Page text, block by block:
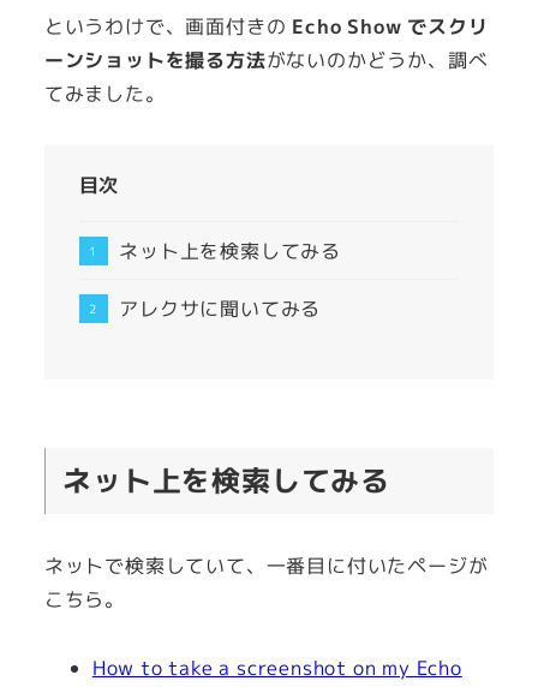
というわけで、画面付きの Echo Show でスクリ
ーンショットを撮る方法がないのかどうか、調べ
てみました。
目次
ネット上を検索してみる
アレクサに聞いてみる
ネット上を検索してみる
ネットで検索していて、一番目に付いたページが
こちら。
How to take a screenshot on my Echo